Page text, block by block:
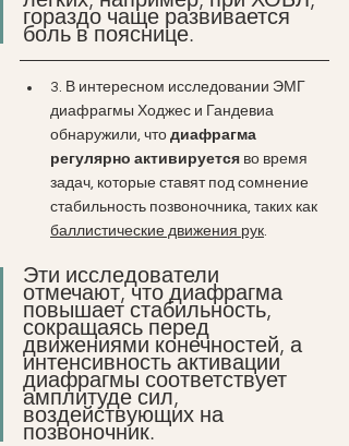
гораздо чаще развивается
боль в пояснице.
3. В интересном исследовании ЭМГ
диафрагмы Ходжес и Гандевиа
обнаружили, что диафрагма
регулярно активируется во время
задач, которые ставят под сомнение
стабильность позвоночника, таких как
баллистические движения рук.
Эти исследователи
отмечают, что диафрагма
повышает стабильность,
сокращаясь перед
движениями конечностей, а
интенсивность активации
диафрагмы соответствует
амплитуде сил,
воздействующих на
позвоночник.